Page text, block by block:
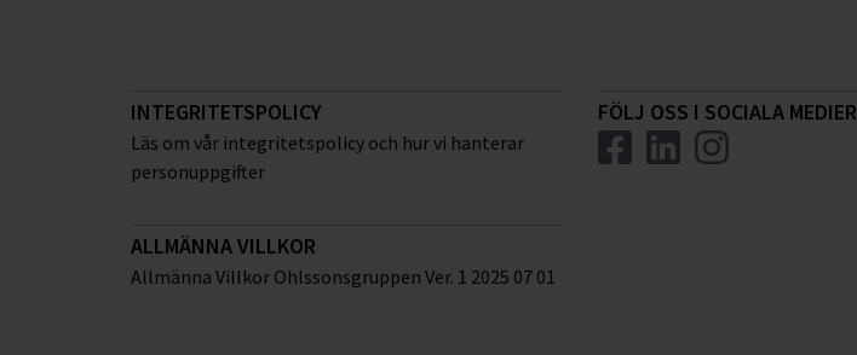
INTEGRITETSPOLICY
Läs om vår integritetspolicy och hur vi hanterar
personuppgifter
ALLMÄNNA VILLKOR
Allmänna Villkor Ohlssonsgruppen Ver. 1 2025 07 01
FÖLJ OSS I SOCIALA MEDIER